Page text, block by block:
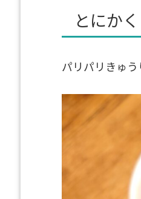
とにか
パリパリきゅ